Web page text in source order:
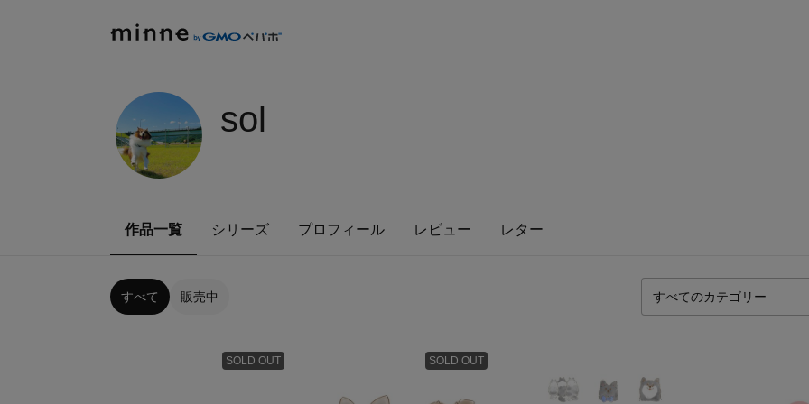
sol
作品一覧 シリーズ プロフィール レビュー レター
すべて 販売中
SOLD OUT SOLD OUT